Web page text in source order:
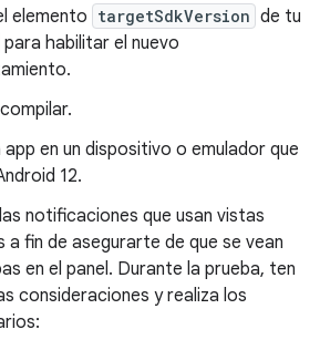
elemento targetSdkVersion de tu
para habilitar el nuevo
app en un dispositivo o emulador que
12.
notificaciones que usan vistas
a fin de asegurarte de que se vean
en el panel. Durante la prueba, ten
consideraciones y realiza los